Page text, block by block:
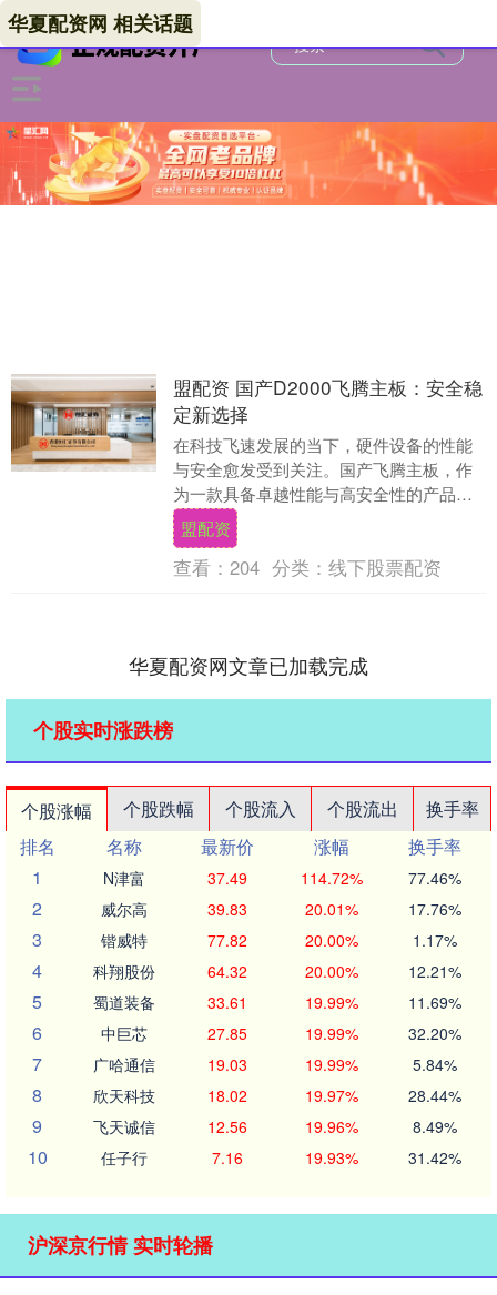
华夏配资网 相关话题
盟配资 国产D2000飞腾主板：安全稳
定新选择
在科技飞速发展的当下，硬件设备的性能
与安全愈发受到关注。国产飞腾主板，作
为一款具备卓越性能与高安全性的产品，
正逐渐成为众多行业的理想选择。它不仅
承载着国产技术的....
盟配资
查看： 204 分类： 线下股票配资
华夏配资网文章已加载完成
个股实时涨跌榜
个股涨幅 个股跌幅 个股流入 个股流出
换手率
排名
名称 最新价 涨幅
换手率
1
N津富 37.49 114.72% 77.46%
2 威尔高 39.83 20.01% 17.76%
3 锴威特 77.82 20.00% 1.17%
4 科翔股份 64.32 20.00% 12.21%
5 蜀道装备 33.61 19.99% 11.69%
6 中巨芯 27.85 19.99% 32.20%
7 广哈通信 19.03 19.99% 5.84%
8 欣天科技 18.02 19.97% 28.44%
9 飞天诚信 12.56 19.96% 8.49%
10 任子行 7.16 19.93% 31.42%
沪深京行情 实时轮播